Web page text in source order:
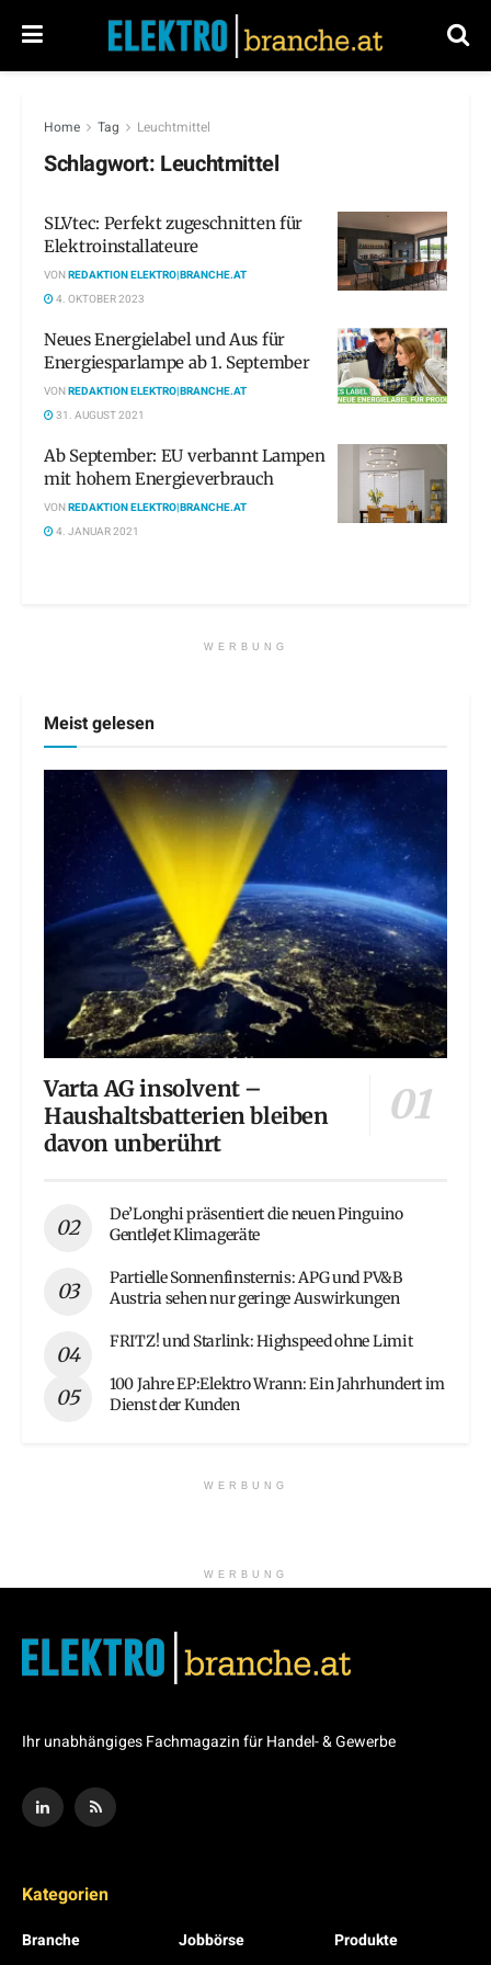
Home Tag Leuchtmittel
Schlagwort: Leuchtmittel
SLVtec: Perfekt zugeschnitten für
Elektroinstallateure
VONREDAKTION ELEKTRO|BRANCHE.AT
4. OKTOBER 2023
Neues Energielabel und Aus für
Energiesparlampe ab 1. September
VONREDAKTION ELEKTRO|BRANCHE.AT
31. AUGUST 2021
Ab September: EU verbannt Lampen
mit hohem Energieverbrauch
VONREDAKTION ELEKTRO|BRANCHE.AT
4. JANUAR 2021
WERBUNG
Meist gelesen
Varta AG insolvent –
Haushaltsbatterien bleiben
davon unberührt
De’Longhi präsentiert die neuen Pinguino
GentleJet Klimageräte
Partielle Sonnenfinsternis: APG und PV&B
Austria sehen nur geringe Auswirkungen
FRITZ! und Starlink: Highspeed ohne Limit
100 Jahre EP:Elektro Wrann: Ein Jahrhundert im
Dienst der Kunden
WERBUNG
WERBUNG
Ihr unabhängiges Fachmagazin für Handel- & Gewerbe
Kategorien
Branche
Jobbörse
Produkte